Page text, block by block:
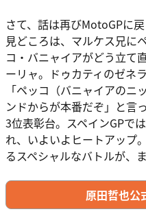
さて、話は再びMotoGPに
見どころは、マルケス兄に
コ・バニャイアがどう立て
ーリャ。ドゥカティのゼネ
「ペッコ（バニャイアの
ンドからが本番だぞ」と言
3位表彰台。スペインGPで
れ、いよいよヒートアップ
るスペシャルなバトルが、
原田哲也